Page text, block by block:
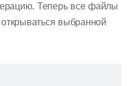
Теперь все файлы
выбранной